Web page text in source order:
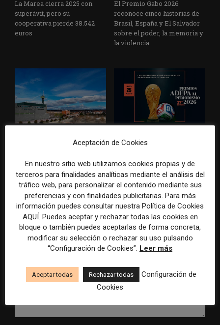
La Marea cierra 2025 con
superávit, pero su
cooperativa pierde 38.542
euros
El Premio Gabo 2026
reconoce cinco historias de
Brasil, España y El Salvador
sobre el poder, la memoria y
la violencia
establece un sistema de
inteligencia artificial
especial para la mejor
Mundial 2026
DEJA UNA RESPUESTA
Aceptación de Cookies
En nuestro sitio web utilizamos cookies propias y de
terceros para finalidades analíticas mediante el análisis del
tráfico web, para personalizar el contenido mediante sus
preferencias y con finalidades publicitarias. Para más
información puedes consultar nuestra Política de Cookies
AQUÍ. Puedes aceptar y rechazar todas las cookies en
bloque o también puedes aceptarlas de forma concreta,
modificar su selección o rechazar su uso pulsando
“Configuración de Cookies”. Leer más
Aceptar todas Rechazar todas
Configuración de
Cookies